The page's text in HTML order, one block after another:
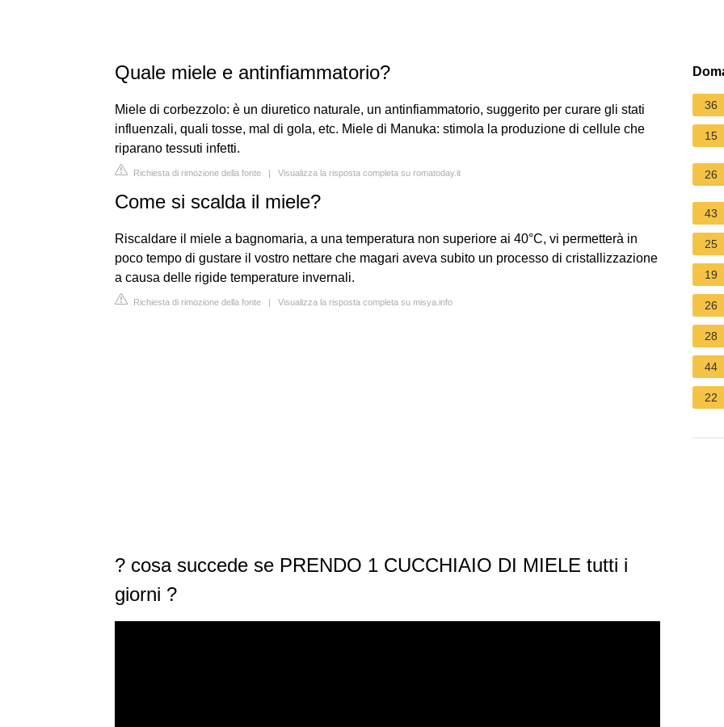
Quale miele e antinfiammatorio?
Miele di corbezzolo: è un diuretico naturale, un antinfiammatorio, suggerito per curare gli stati
influenzali, quali tosse, mal di gola, etc. Miele di Manuka: stimola la produzione di cellule che
riparano tessuti infetti.
Richiesta di rimozione della fonte | Visualizza la risposta completa su romatoday.it
Come si scalda il miele?
Riscaldare il miele a bagnomaria, a una temperatura non superiore ai 40°C, vi permetterà in
poco tempo di gustare il vostro nettare che magari aveva subito un processo di cristallizzazione
a causa delle rigide temperature invernali.
Richiesta di rimozione della fonte | Visualizza la risposta completa su misya.info
? cosa succede se PRENDO 1 CUCCHIAIO DI MIELE tutti i
giorni ?
36
15
26
43
25
19
26
28
44
22